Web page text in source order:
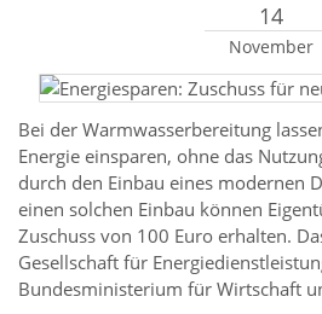
14
November
Bei der Warmwasserbereitung
Energie einsparen, ohne das
durch den Einbau eines modernen
einen solchen Einbau können
Zuschuss von 100 Euro erhalten.
Gesellschaft für
Bundesministerium für Wirtschaft